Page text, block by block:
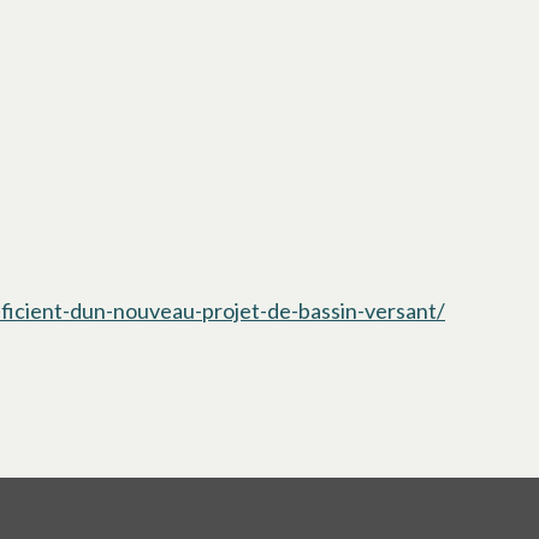
dun-nouveau-projet-de-bassin-versant/